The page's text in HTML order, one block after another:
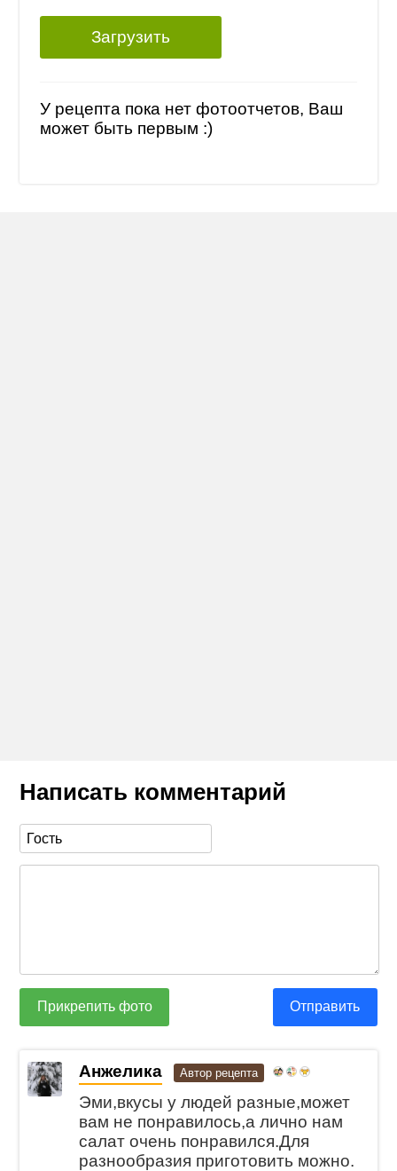
Загрузить
У рецепта пока нет фотоотчетов, Ваш
может быть первым :)
Написать комментарий
Прикрепить фото Отправить
Анжелика Автор рецепта
Эми,вкусы у людей разные,может
вам не понравилось,а лично нам
салат очень понравился.Для
разнообразия приготовить можно.